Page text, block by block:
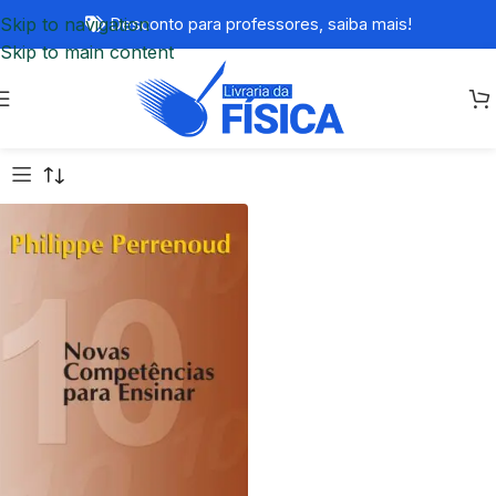
Skip to navigation
Skip to main content
Desconto para professores, saiba mais!